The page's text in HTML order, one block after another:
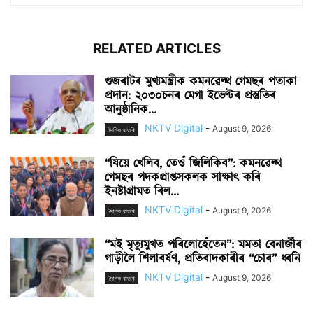
RELATED ARTICLES
গুজৰাটৰ মুখ্যমন্ত্ৰীক কমনৱেল্থ গেমছৰ পতাকা
প্ৰদান: ২০৩০চনৰ মেগা ইভেণ্টৰ প্ৰস্তুতিৰ
আনুষ্ঠানিক...
দৈনিক বাতৰি NKTV Digital - August 9, 2026
“যিয়ে খেলিব, তেওঁ জিলিকিব”: কমনৱেল্থ
গেমছৰ পদকপ্ৰাপ্তসকলক সাক্ষাৎ কৰি
ইনষ্টাগ্ৰামত ৰিল...
দৈনিক বাতৰি NKTV Digital - August 9, 2026
“মই মৃত্যুমুখত পৰিলোহেঁতেন”: মমতা বেনাৰ্জীৰ
গাড়ীলৈ শিলাবৰ্ষণ, প্ৰতিবাদকাৰীৰ “চোৰ” ধ্বনি
দৈনিক বাতৰি NKTV Digital - August 9, 2026